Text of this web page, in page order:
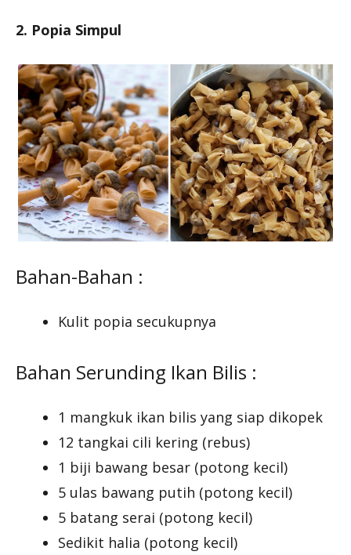
2. Popia Simpul
Bahan-Bahan :
Kulit popia secukupnya
Bahan Serunding Ikan Bilis :
1 mangkuk ikan bilis yang siap dikopek
12 tangkai cili kering (rebus)
1 biji bawang besar (potong kecil)
5 ulas bawang putih (potong kecil)
5 batang serai (potong kecil)
Sedikit halia (potong kecil)